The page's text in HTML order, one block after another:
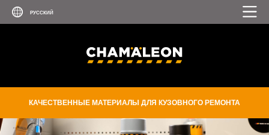
КАЧЕСТВЕННЫЕ МАТЕРИАЛЫ ДЛЯ КУЗОВНОГО РЕМОНТА
ЦИНКОВО-АЛЮМИНИЕВОЕ
ЭКСПРЕСС ГРУНТ-
ЭМАЛЬ ДЛЯ ПЛАСТИКА И
БАМПЕРА
ЭМАЛЬ ДЛЯ ВИНИЛА И КОЖИ